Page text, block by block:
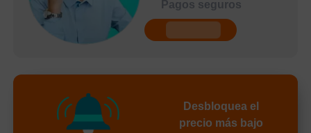
Pagos seguros
Desbloquea el
precio más bajo